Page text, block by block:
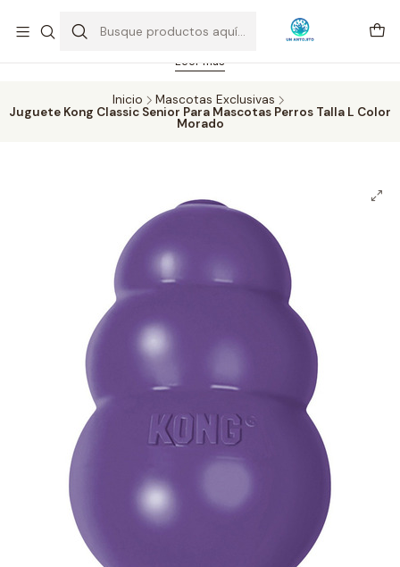
Feriado 21-05-2026 atención hasta las 14 hrs. Envío GRATIS mismo
día solo área Metropolitana Santiago por compras desde CLP 39.900.
Pedidos hasta 16 hrs., sábados y domingos hasta 14 hrs.
Leer más
Inicio
Mascotas Exclusivas
Juguete Kong Classic Senior Para Mascotas Perros Talla L Color
Morado